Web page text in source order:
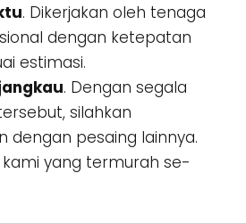
. Dikerjakan oleh tenaga
dengan ketepatan
estimasi.
. Dengan segala
silahkan
dengan pesaing lainnya.
kami yang termurah se-